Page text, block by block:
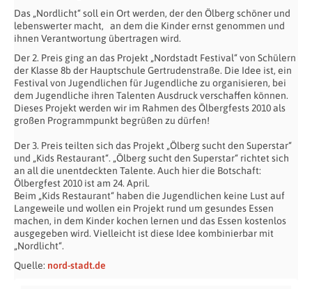
Das „Nordlicht“ soll ein Ort werden, der den Ölberg schöner und
lebenswerter macht, an dem die Kinder ernst genommen und
ihnen Verantwortung übertragen wird.
Der 2. Preis ging an das Projekt „Nordstadt Festival“ von Schülern
der Klasse 8b der Hauptschule Gertrudenstraße. Die Idee ist, ein
Festival von Jugendlichen für Jugendliche zu organisieren, bei
dem Jugendliche ihren Talenten Ausdruck verschaffen können.
Dieses Projekt werden wir im Rahmen des Ölbergfests 2010 als
großen Programmpunkt begrüßen zu dürfen!
Der 3. Preis teilten sich das Projekt „Ölberg sucht den Superstar“
und „Kids Restaurant“. „Ölberg sucht den Superstar“ richtet sich
an all die unentdeckten Talente. Auch hier die Botschaft:
Ölbergfest 2010 ist am 24. April.
Beim „Kids Restaurant“ haben die Jugendlichen keine Lust auf
Langeweile und wollen ein Projekt rund um gesundes Essen
machen, in dem Kinder kochen lernen und das Essen kostenlos
ausgegeben wird. Vielleicht ist diese Idee kombinierbar mit
„Nordlicht“.
Quelle: nord-stadt.de